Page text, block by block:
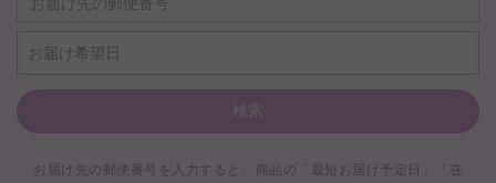
お届け希望日
検索
お届け先の郵便番号を入力すると、商品の「最短お届け予定日」「在